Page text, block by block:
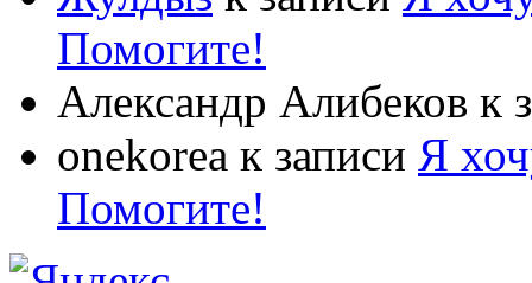
Помогите!
Александр Алибеков к
onekorea к записи Я
Помогите!